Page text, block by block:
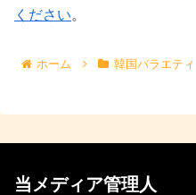
ください。
ホーム 韓国バラエティ
当メディア管理人